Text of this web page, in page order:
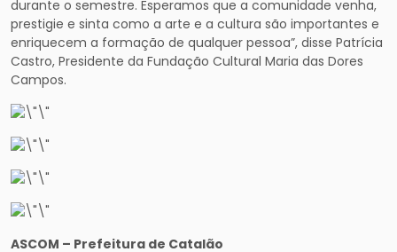
durante o semestre. Esperamos que a comunidade venha,
prestigie e sinta como a arte e a cultura são importantes e
enriquecem a formação de qualquer pessoa”, disse Patrícia
Castro, Presidente da Fundação Cultural Maria das Dores
Campos.
ASCOM – Prefeitura de Catalão